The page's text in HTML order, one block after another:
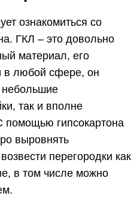
ознакомиться со
ГКЛ – это довольно
материал, его
в любой сфере, он
небольшие
так и вполне
гипсокартона
выровнять
перегородки как
в том числе можно